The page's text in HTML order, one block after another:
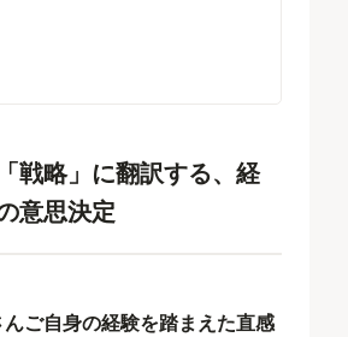
戦略」に翻訳する、経
意思決定
ご自身の経験を踏まえた直感